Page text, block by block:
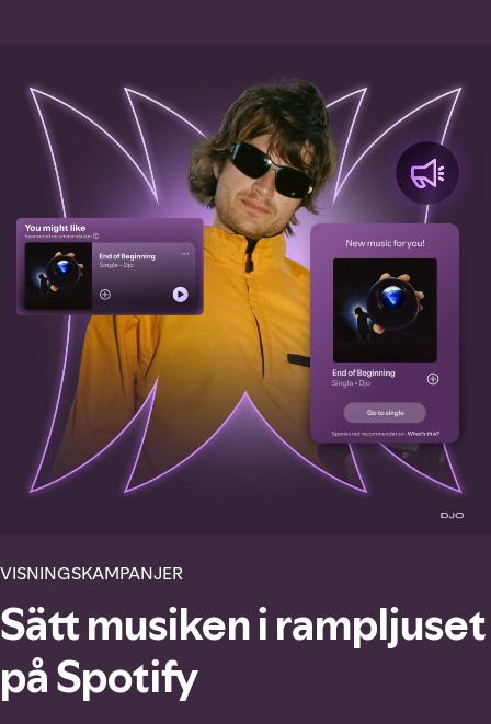
VISNINGSKAMPANJER
Sätt musiken i rampljuset
på Spotify